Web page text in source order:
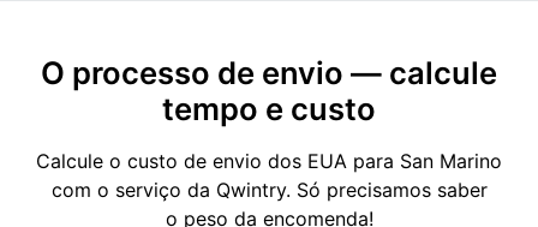
O processo de envio — calcule
tempo e custo
Calcule o custo de envio dos EUA para San Marino
com o serviço da Qwintry. Só precisamos saber
o peso da encomenda!